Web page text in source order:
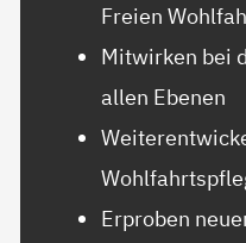
Freien
Mitwirken bei
allen Ebenen
Erproben